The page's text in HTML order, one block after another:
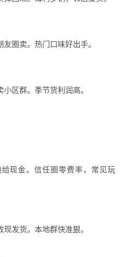
圈卖。热门口味好出手。
区群。季节货利润高。
现金。信任圈零费率，常见玩
发货。本地群快准狠。